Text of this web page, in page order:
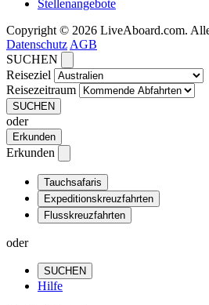
Stellenangebote
Copyright © 2026 LiveAboard.com.
Datenschutz AGB
SUCHEN
Reiseziel
Reisezeitraum
SUCHEN
oder
Erkunden
Erkunden
Tauchsafaris
Expeditionskreuzfahrten
Flusskreuzfahrten
oder
SUCHEN
Hilfe